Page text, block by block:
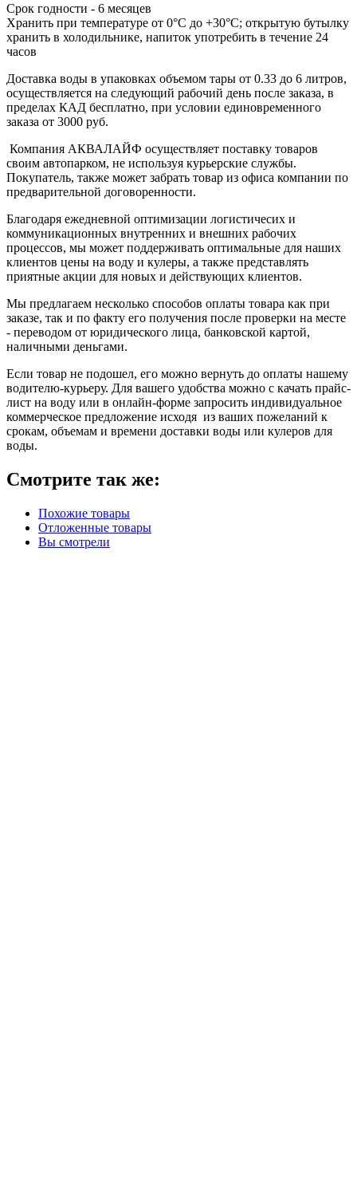
Срок годности - 6 месяцев
Хранить при температуре от 0°С до +30°С; открытую бутылку
хранить в холодильнике, напиток употребить в течение 24
часов
Доставка воды в упаковках объемом тары от 0.33 до 6 литров,
осуществляется на следующий рабочий день после заказа, в
пределах КАД бесплатно, при условии единовременного
заказа от 3000 руб.
Компания АКВАЛАЙФ осуществляет поставку товаров
своим автопарком, не используя курьерские службы.
Покупатель, также может забрать товар из офиса компании по
предварительной договоренности.
Благодаря ежедневной оптимизации логистичесих и
коммуникационных внутренних и внешних рабочих
процессов, мы может поддерживать оптимальные для наших
клиентов цены на воду и кулеры, а также представлять
приятные акции для новых и действующих клиентов.
Мы предлагаем несколько способов оплаты товара как при
заказе, так и по факту его получения после проверки на месте
- переводом от юридического лица, банковской картой,
наличными деньгами.
Если товар не подошел, его можно вернуть до оплаты нашему
водителю-курьеру. Для вашего удобства можно с качать прайс-
лист на воду или в онлайн-форме запросить индивидуальное
коммерческое предложение исходя из ваших пожеланий к
срокам, объемам и времени доставки воды или кулеров для
воды.
Смотрите так же:
Похожие товары
Отложенные товары
Вы смотрели